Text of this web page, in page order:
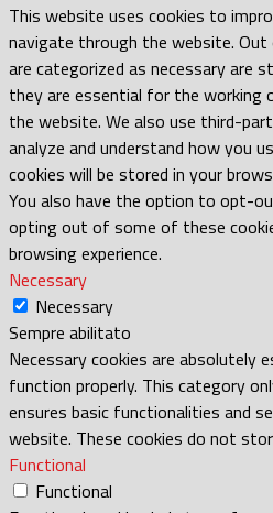
This website uses cookies to
navigate through the website.
are categorized as necessary are
they are essential for the
the website. We also use third-
analyze and understand how you
cookies will be stored in your
You also have the option to opt-
opting out of some of these
browsing experience.
Necessary
Necessary
Sempre abilitato
Necessary cookies are absolutely
function properly. This category
ensures basic functionalities and
website. These cookies do not
Functional
Functional